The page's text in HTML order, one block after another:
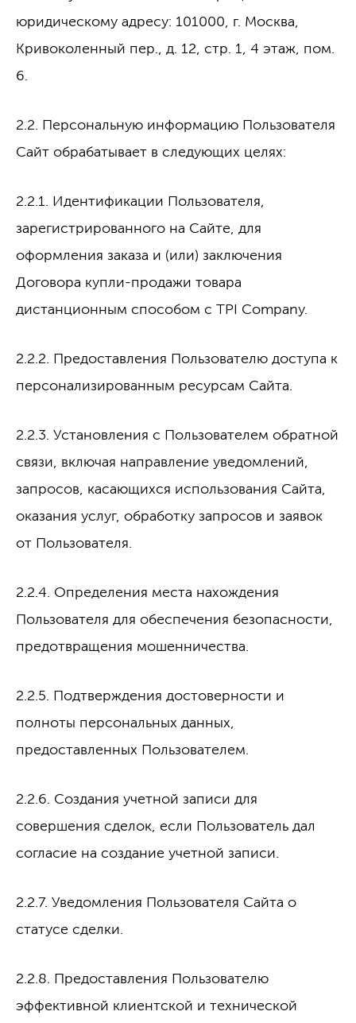
юридическому адресу: 101000, г. Москва,
Кривоколенный пер., д. 12, стр. 1, 4 этаж, пом.
6.
2.2. Персональную информацию Пользователя
Сайт обрабатывает в следующих целях:
2.2.1. Идентификации Пользователя,
зарегистрированного на Сайте, для
оформления заказа и (или) заключения
Договора купли-продажи товара
дистанционным способом с TPI Company.
2.2.2. Предоставления Пользователю доступа к
персонализированным ресурсам Сайта.
2.2.3. Установления с Пользователем обратной
связи, включая направление уведомлений,
запросов, касающихся использования Сайта,
оказания услуг, обработку запросов и заявок
от Пользователя.
2.2.4. Определения места нахождения
Пользователя для обеспечения безопасности,
предотвращения мошенничества.
2.2.5. Подтверждения достоверности и
полноты персональных данных,
предоставленных Пользователем.
2.2.6. Создания учетной записи для
совершения сделок, если Пользователь дал
согласие на создание учетной записи.
2.2.7. Уведомления Пользователя Сайта о
статусе сделки.
2.2.8. Предоставления Пользователю
эффективной клиентской и технической